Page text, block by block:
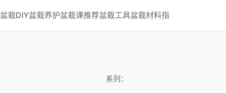
盆栽DIY盆栽养护盆栽课推荐盆栽工具盆栽材料指
系列：